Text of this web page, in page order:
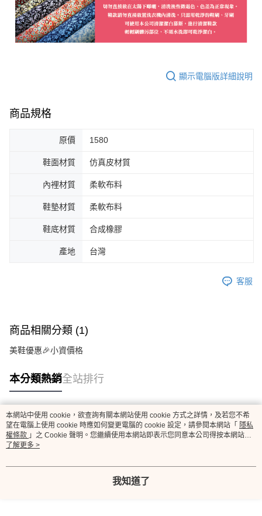
顯示電腦版詳細說明
商品規格
原價 1580
鞋面材質 仿真皮材質
內裡材質 柔軟布料
鞋墊材質 柔軟布料
鞋底材質 合成橡膠
產地 台灣
客服
商品相關分類 (1)
美鞋優惠🎉小資價格
本分類熱銷全站排行
熱門標籤
本網站中使用 cookie，欲查詢有關本網站使用 cookie 方式之詳情，及若您不希
望在電腦上使用 cookie 時應如何變更電腦的 cookie 設定，請參閱本網站「 隱私
權條款 」之 Cookie 聲明。您繼續使用本網站即表示您同意本公司得按本網站使
用條款之 Cookie 聲明使用 cookie。
了解更多 >
我知道了